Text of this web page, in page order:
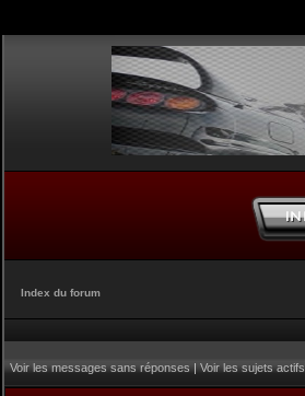
Index du forum
Voir les messages sans réponses|Voir les sujets actifs